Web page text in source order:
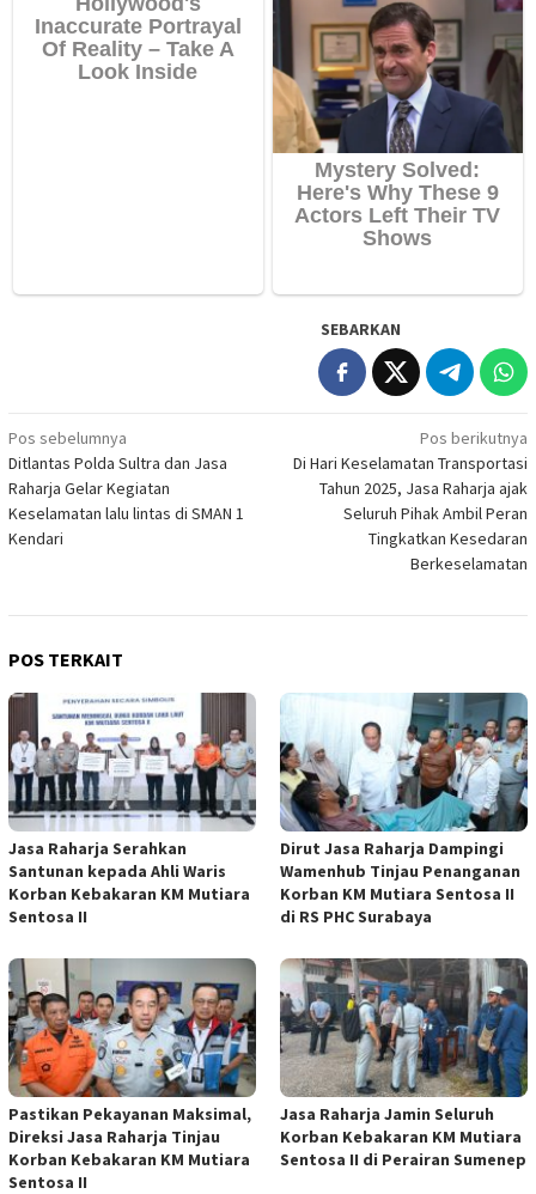
SEBARKAN
Navigasi
pos
Pos sebelumnya
Ditlantas Polda Sultra dan Jasa
Raharja Gelar Kegiatan
Keselamatan lalu lintas di SMAN 1
Kendari
Pos berikutnya
Di Hari Keselamatan Transportasi
Tahun 2025, Jasa Raharja ajak
Seluruh Pihak Ambil Peran
Tingkatkan Kesedaran
Berkeselamatan
POS TERKAIT
Jasa Raharja Serahkan
Santunan kepada Ahli Waris
Korban Kebakaran KM Mutiara
Sentosa II
Dirut Jasa Raharja Dampingi
Wamenhub Tinjau Penanganan
Korban KM Mutiara Sentosa II
di RS PHC Surabaya
Pastikan Pekayanan Maksimal,
Direksi Jasa Raharja Tinjau
Korban Kebakaran KM Mutiara
Sentosa II
Jasa Raharja Jamin Seluruh
Korban Kebakaran KM Mutiara
Sentosa II di Perairan Sumenep